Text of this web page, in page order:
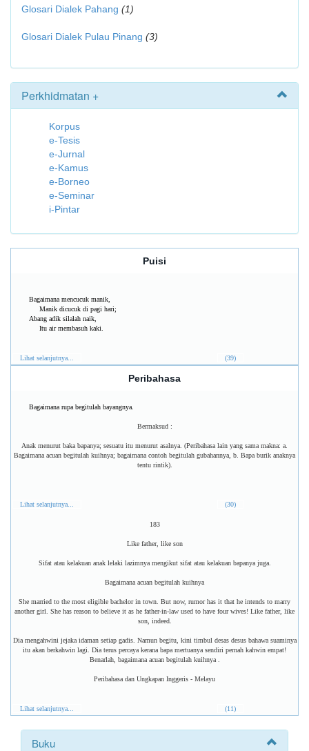
Glosari Dialek Pahang (1)
Glosari Dialek Pulau Pinang (3)
Perkhidmatan +
Korpus
e-Tesis
e-Jurnal
e-Kamus
e-Borneo
e-Seminar
i-Pintar
Puisi
Bagaimana mencucuk manik,
Manik dicucuk di pagi hari;
Abang adik silalah naik,
Itu air membasuh kaki.
Lihat selanjutnya... (39)
Peribahasa
Bagaimana rupa begitulah bayangnya.
Bermaksud :
Anak menurut baka bapanya; sesuatu itu menurut asalnya. (Peribahasa lain yang sama makna: a.
Bagaimana acuan begitulah kuihnya; bagaimana contoh begitulah gubahannya, b. Bapa burik anaknya
tentu rintik).
Lihat selanjutnya... (30)
183
Like father, like son
Sifat atau kelakuan anak lelaki lazimnya mengikut sifat atau kelakuan bapanya juga.
Bagaimana acuan begitulah kuihnya
She married to the most eligible bachelor in town. But now, rumor has it that he intends to marry
another girl. She has reason to believe it as he father-in-law used to have four wives! Like father, like
son, indeed.
Dia mengahwini jejaka idaman setiap gadis. Namun begitu, kini timbul desas desus bahawa suaminya
itu akan berkahwin lagi. Dia terus percaya kerana bapa mertuanya sendiri pernah kahwin empat!
Benarlah, bagaimana acuan begitulah kuihnya .
Peribahasa dan Ungkapan Inggeris - Melayu
Lihat selanjutnya... (11)
Buku